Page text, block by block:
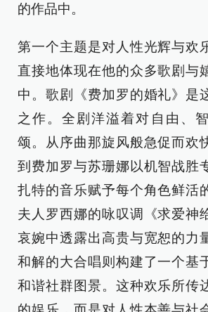
的作品中。
第一个主题是对人性光辉与欢
直接地体现在他的众多歌剧与
中。歌剧《费加罗的婚礼》是
之作。全剧洋溢着对自由、
颂。从序曲那旋风般急促而欢
到费加罗与苏珊娜以机智战胜
扎特的音乐赋予每个角色鲜活
夫人罗西娜的咏叹调《求爱神
哀婉中透露出高贵与宽恕的力
和解的大合唱则构建了一个基
和谐社群图景。这种欢乐所传